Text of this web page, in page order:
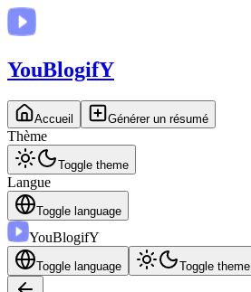
YouBlogifY
Accueil Générer un résumé
Thème
Toggle theme
Langue
Toggle language
YouBlogifY
Toggle language Toggle theme